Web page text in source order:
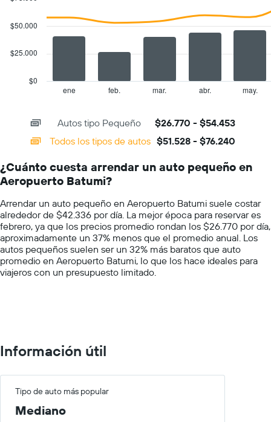
1
que
auto
renta
por
with
data
series.
The
displaying
categories.
categories.
The
has
1
Y
axis
displaying
values.
Range:
ene feb. mar. abr. may.
$0
$25.000
$50.000
Autos tipo Pequeño
$26.770 - $54.453
Todos los tipos de autos $51.528 - $76.240
¿Cuánto cuesta arrendar un auto pequeño en
Aeropuerto Batumi?
Arrendar un auto pequeño en Aeropuerto Batumi suele costar
alrededor de $42.336 por día. La mejor época para reservar es
febrero, ya que los precios promedio rondan los $26.770 por día,
aproximadamente un 37% menos que el promedio anual. Los
autos pequeños suelen ser un 32% más baratos que auto
promedio en Aeropuerto Batumi, lo que los hace ideales para
viajeros con un presupuesto limitado.
Información útil
Tipo de auto más popular
Mediano